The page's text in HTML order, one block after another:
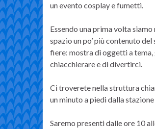
un evento cosplay e fumetti.
Essendo una prima volta
spazio un po’ più contenuto
fiere: mostra di oggetti a
chiacchierare e di divertirci.
Ci troverete nella struttura
un minuto a piedi dalla
Saremo presenti dalle ore 10